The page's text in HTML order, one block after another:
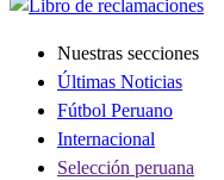
Nuestras secciones
Últimas Noticias
Fútbol Peruano
Internacional
Selección peruana